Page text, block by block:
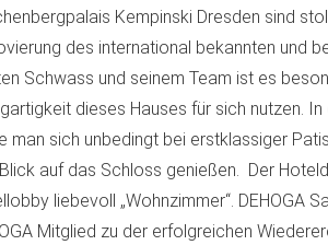
Kempinski Dresden sind
des international bekannten und
Schwass und seinem Team ist es
dieses Hauses für sich nutzen.
man sich unbedingt bei erstklassiger
auf das Schloss genießen. Der
liebevoll „Wohnzimmer“. DEHOGA
Mitglied zu der erfolgreichen